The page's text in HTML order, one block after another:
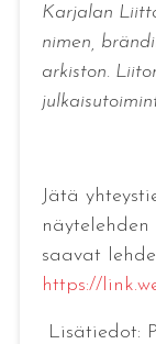
Karjalan
nimen,
arkiston.
Jätä
saavat
https://
Lisätiedot: